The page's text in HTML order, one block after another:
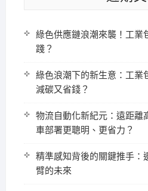
綠色供應鏈浪潮來襲！工業
踐？
綠色浪潮下的新生意：工業
減碳又省錢？
物流自動化新紀元：遠距離
車部署更聰明、更省力？
精準感知背後的關鍵推手：
臂的未來